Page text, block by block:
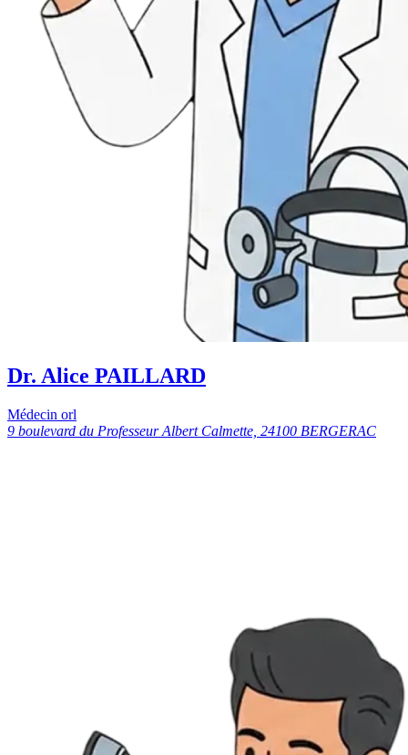
Dr. Alice PAILLARD
Médecin orl
9 boulevard du Professeur Albert Calmette, 24100 BERGERAC